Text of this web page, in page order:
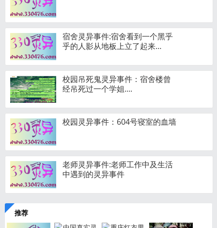
宿舍灵异事件:宿舍看到一个黑乎
乎的人影从地板上立了起来…
校园吊死鬼灵异事件：宿舍楼曾
经吊死过一个学姐....
校园灵异事件：604号寝室的血墙
老师灵异事件:老师工作中及生活
中遇到的灵异事件
推荐